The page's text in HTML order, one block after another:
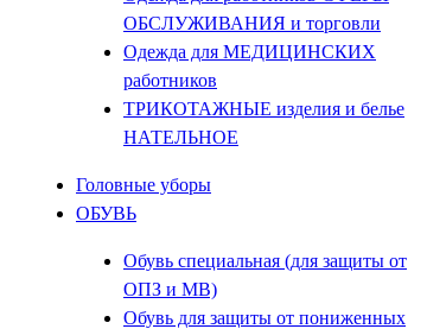
ОБСЛУЖИВАНИЯ и торговли
Одежда для МЕДИЦИНСКИХ
работников
ТРИКОТАЖНЫЕ изделия и белье
НАТЕЛЬНОЕ
Головные уборы
ОБУВЬ
Обувь специальная (для защиты от
ОПЗ и МВ)
Обувь для защиты от пониженных